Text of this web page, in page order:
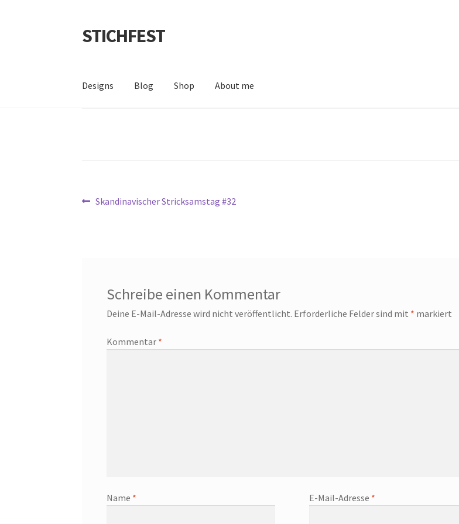
Zur
Navigation
Zum
Inhalt
STICHFEST
Designs Blog Shop About me
Beitragsnavigation
Vorheriger
Skandinavischer Stricksamstag #32
Schreibe einen Kommentar
Deine E-Mail-Adresse wird nicht veröffentlicht. Erforderliche Felder sind mit * markiert
Kommentar *
Name * E-Mail-Adresse *